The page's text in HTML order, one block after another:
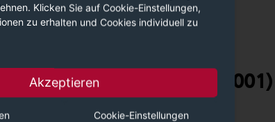
(C-M-001)
Klicken Sie auf Cookie-Einstellungen,
zu erhalten und Cookies individuell zu
Akzeptieren
Cookie-Einstellungen